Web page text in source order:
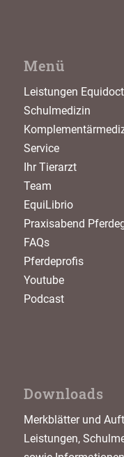
Menü
Leistungen
Schulmedizin
Service
Ihr Tierarzt
Team
EquiLibrio
Praxisabend
FAQs
Pferdeprofis
Youtube
Podcast
Downloads
Merkblätter und
Leistungen,